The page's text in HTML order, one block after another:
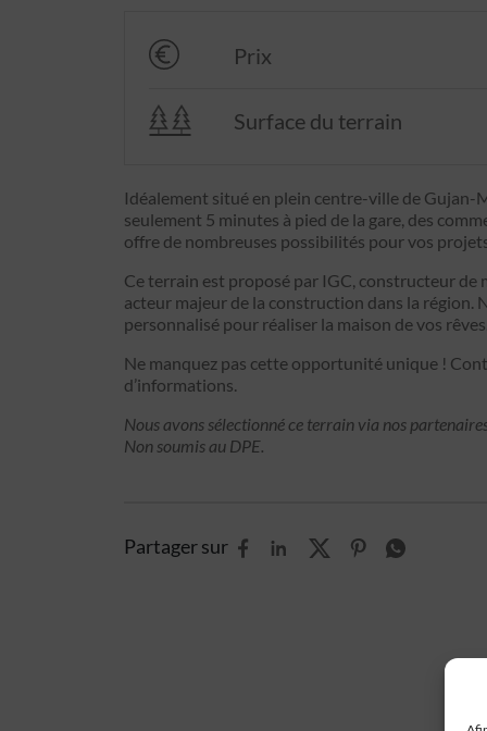
Prix
Surface du terrain
Idéalement situé en plein centre-ville de Gujan-
seulement 5 minutes à pied de la gare, des
offre de nombreuses possibilités pour vos
Ce terrain est proposé par IGC, constructeur de
acteur majeur de la construction dans la région.
personnalisé pour réaliser la maison de vos rêves.
Ne manquez pas cette opportunité unique !
d’informations.
Nous avons sélectionné ce terrain via nos
Non soumis au DPE.
Partager sur